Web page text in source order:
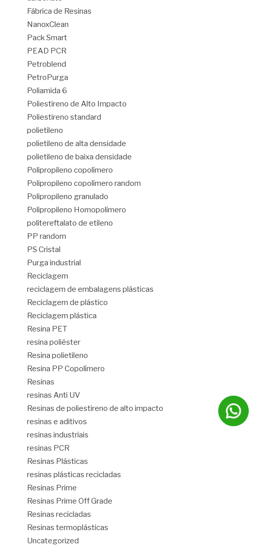
Fábrica de Resinas
NanoxClean
Pack Smart
PEAD PCR
Petroblend
PetroPurga
Poliamida 6
Poliestireno de Alto Impacto
Poliestireno standard
polietileno
polietileno de alta densidade
polietileno de baixa densidade
Polipropileno copolímero
Polipropileno copolímero random
Polipropileno granulado
Polipropileno Homopolímero
politereftalato de etileno
PP random
PS Cristal
Purga industrial
Reciclagem
reciclagem de embalagens plásticas
Reciclagem de plástico
Reciclagem plástica
Resina PET
resina poliéster
Resina polietileno
Resina PP Copolímero
Resinas
resinas Anti UV
Resinas de poliestireno de alto impacto
resinas e aditivos
resinas industriais
resinas PCR
Resinas Plásticas
resinas plásticas recicladas
Resinas Prime
Resinas Prime Off Grade
Resinas recicladas
Resinas termoplásticas
Uncategorized